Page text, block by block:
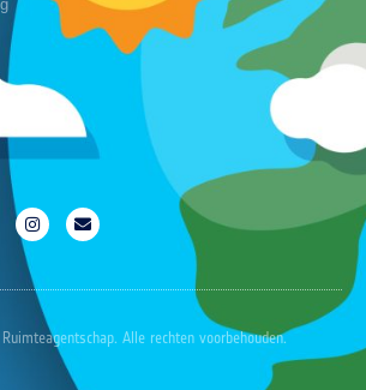
Alle rechten voorbehouden.